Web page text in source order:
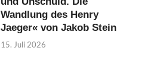
Wandlung des Henry
Jaeger« von Jakob Stein
15. Juli 2026